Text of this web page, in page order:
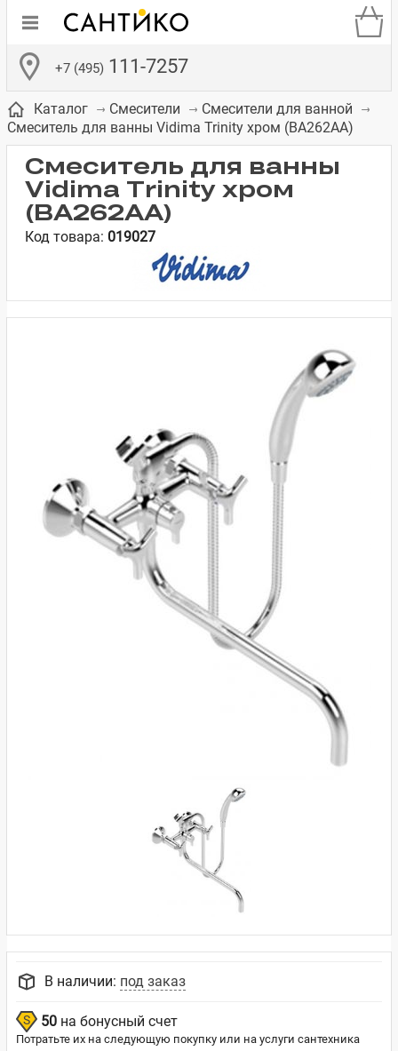
+7 (495) 111-7257
Бачки для
унитазов
Сиденья для
унитазов
Смесители для
встраиваемых
Зеркало-шкаф
Полки в ванную
Каталог Смесители
Смесители для ванной
Смеситель для ванны Vidima Trinity хром (BA262AA)
Смеситель для ванны
Vidima Trinity хром
(BA262AA)
Код товара: 019027
В наличии: под заказ
50 на бонусный счет
Потратьте их на следующую покупку или на услуги сантехника